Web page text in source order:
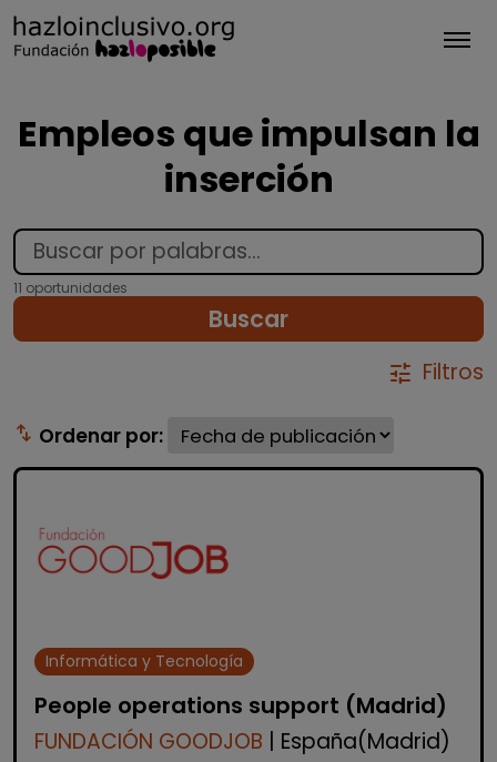
Empleos que impulsan la
inserción
11 oportunidades
Buscar
tune Filtros
swap_vert Ordenar por:
Informática y Tecnología
People operations support (Madrid)
FUNDACIÓN GOODJOB | España(Madrid)